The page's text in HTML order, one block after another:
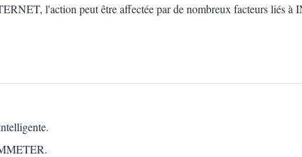
l'action peut être affectée par de nombreux facteurs liés à